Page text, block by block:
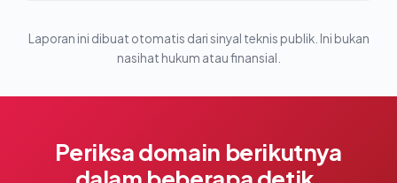
Laporan ini dibuat otomatis dari sinyal teknis publik. Ini bukan
nasihat hukum atau finansial.
Periksa domain berikutnya